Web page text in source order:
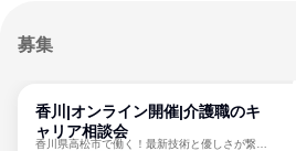
募集
香川|オンライン開催|介護職のキ
ャリア相談会